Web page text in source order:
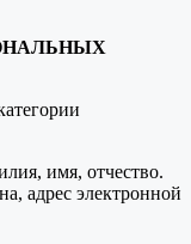
имя, отчество.
адрес электронной